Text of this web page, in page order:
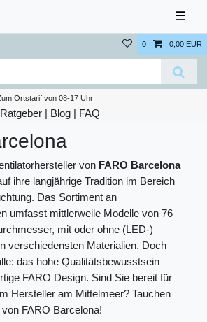
☰
0 0,00 EUR
Ortstarif von 08-17 Uhr
Ratgeber | Blog | FAQ
von FARO Barcelona
ihre langjährige Tradition im Bereich
Das Sortiment an
umfasst mittlerweile Modelle von 76
mit oder ohne (LED-)
verschiedensten Materialien. Doch
das hohe Qualitätsbewusstsein
FARO Design. Sind Sie bereit für
Hersteller am Mittelmeer? Tauchen
FARO Barcelona!